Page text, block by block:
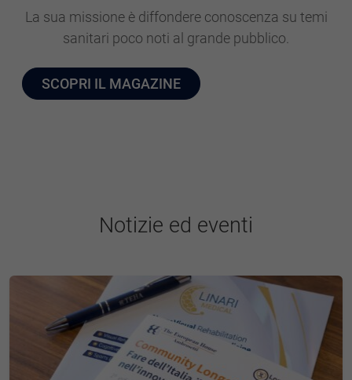
La sua missione è diffondere conoscenza su temi
sanitari poco noti al grande pubblico.
SCOPRI IL MAGAZINE
Notizie ed eventi